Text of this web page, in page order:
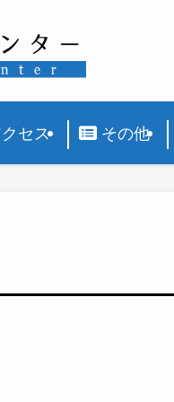
セス その他